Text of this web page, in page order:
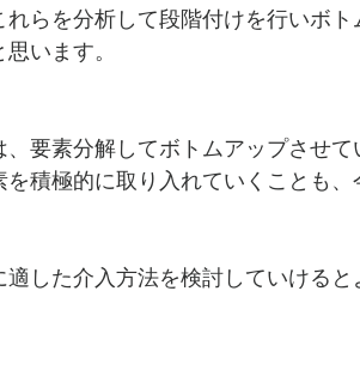
れらを分析して段階付けを行いボ
思います。
、要素分解してボトムアップさせ
を積極的に取り入れていくことも
適した介入方法を検討していけると